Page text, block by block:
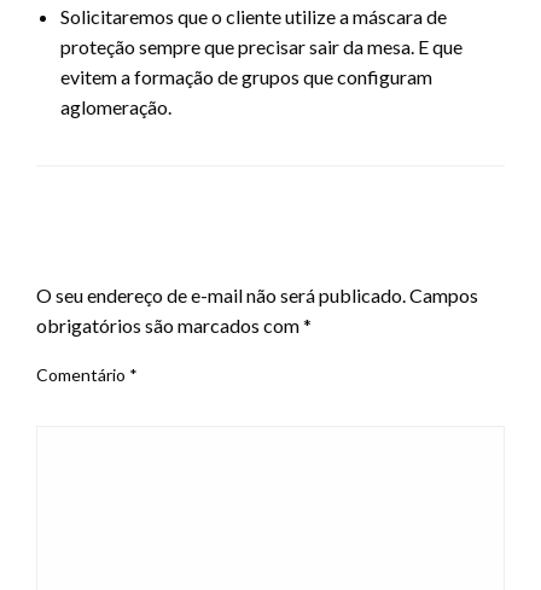
Solicitaremos que o cliente utilize a máscara de
proteção sempre que precisar sair da mesa. E que
evitem a formação de grupos que configuram
aglomeração.
O seu endereço de e-mail não será publicado. Campos
obrigatórios são marcados com*
Comentário *